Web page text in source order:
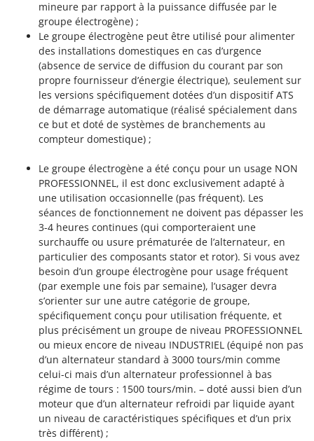
Philips
Pramac
Prismafood
R.G.V.
Rato
Reber
Resto Italia
Ribimex
Ripartrak
Ritter
River Systems
Robomow
Rossofuoco
Rover Pompe
Royal Food
Ryobi
S.T.P.
Santos
mineure par rapport à la puissance diffusée par le
groupe électrogène) ;
Le groupe électrogène peut être utilisé pour alimenter
des installations domestiques en cas d’urgence
(absence de service de diffusion du courant par son
propre fournisseur d’énergie électrique), seulement sur
les versions spécifiquement dotées d’un dispositif ATS
de démarrage automatique (réalisé spécialement dans
ce but et doté de systèmes de branchements au
compteur domestique) ;
Le groupe électrogène a été conçu pour un usage NON
PROFESSIONNEL, il est donc exclusivement adapté à
une utilisation occasionnelle (pas fréquent). Les
séances de fonctionnement ne doivent pas dépasser les
3-4 heures continues (qui comporteraient une
surchauffe ou usure prématurée de l’alternateur, en
particulier des composants stator et rotor). Si vous avez
besoin d’un groupe électrogène pour usage fréquent
(par exemple une fois par semaine), l’usager devra
s’orienter sur une autre catégorie de groupe,
spécifiquement conçu pour utilisation fréquente, et
plus précisément un groupe de niveau PROFESSIONNEL
ou mieux encore de niveau INDUSTRIEL (équipé non pas
d’un alternateur standard à 3000 tours/min comme
celui-ci mais d’un alternateur professionnel à bas
régime de tours : 1500 tours/min. – doté aussi bien d’un
moteur que d’un alternateur refroidi par liquide ayant
un niveau de caractéristiques spécifiques et d’un prix
très différent) ;